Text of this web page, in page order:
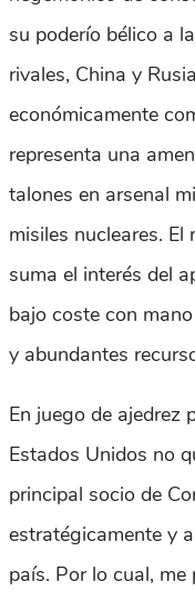
su poderío bélico a
rivales, China y
económicamente
representa una
talones en arsenal
misiles nucleares.
suma el interés del
bajo coste con
y abundantes
En juego de ajedrez
Estados Unidos no
principal socio de
estratégicamente y
país. Por lo cual, me